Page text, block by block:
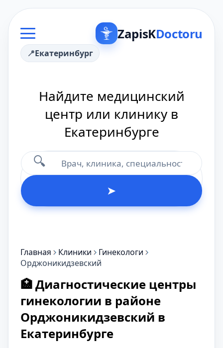
ZapisKDoctoru
Екатеринбург
Найдите медицинский
центр или клинику в
Екатеринбурге
🔍
➤
Главная Клиники
Гинекологи
Орджоникидзевский
🏥 Диагностические центры
гинекологии в районе
Орджоникидзевский в
Екатеринбурге